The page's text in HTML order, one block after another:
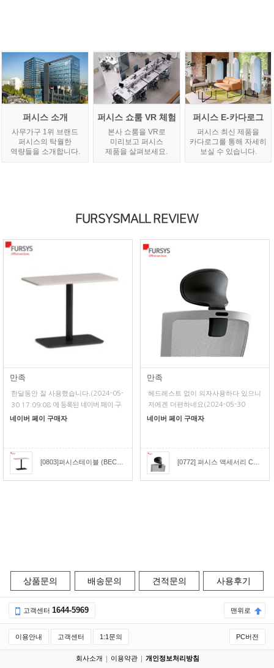
퍼시스 소개
사무가구 1위 브랜드
퍼시스의 탁월한
역량들을 소개합니다.
퍼시스 쇼룸 VR 체험
본사 쇼룸을 VR로
미리보고 퍼시스
제품을 살펴보세요.
퍼시스 E-카다로그
퍼시스 최신 제품을
카다로그를 통해 자세히
보실 수 있습니다.
FURSYSMALL REVIEW
만족
한달동안 잘 사용했습니다. (2024-05-
30 17:09:08 에 등록된 네이버 페이 구
매평)
네이버 페이 구매자
[0803]퍼시스테이블 (BECONN)비콘직사각형 회의테이블(W:1000) [CCR010]
만족
헤드레스트 없이 의자사용하다 있으니
저에겐 더편하네요 (2024-05-30
11:17:26 에 등록된 네이버 페이 구매
네이버 페이 구매자
[0772] 퍼시스 액세서리 CHA4300용 헤드레스트 [CH4309H]
상품문의 배송문의 견적문의 사용후기
고객센터 1644-5969 맨위로
이용안내 고객센터 1:1문의 PC버전
회사소개 이용약관 개인정보처리방침